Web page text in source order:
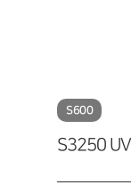
S600
S3250